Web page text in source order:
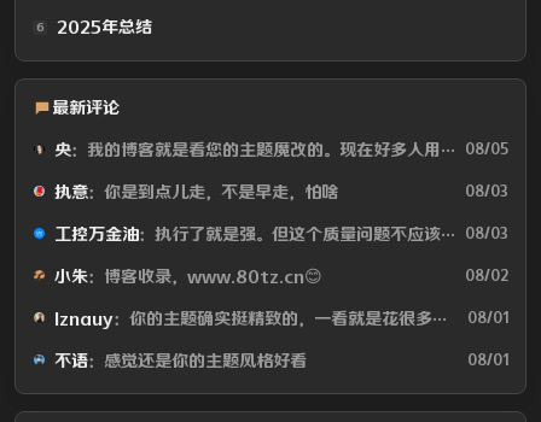
6 2025年总结
最新评论
央：我的博客就是看您的主题魔改的。现在好多人用你这个AI做的，就否定别人... 08/05
执意：你是到点儿走，不是早走，怕啥 08/03
工控万金油：执行了就是强。但这个质量问题不应该由物业或是房产公司来处理吗😂 08/03
小朱：博客收录，www.80tz.cn😊 08/02
lznauy：你的主题确实挺精致的，一看就是花很多时间打磨的，现在都是用AI写代码... 08/01
不语：感觉还是你的主题风格好看 08/01